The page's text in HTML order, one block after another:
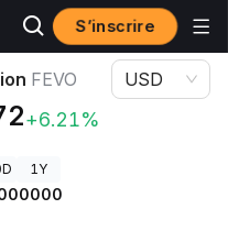
S’inscrire
FEVO
FEVO
+6.21%
USD
1Y